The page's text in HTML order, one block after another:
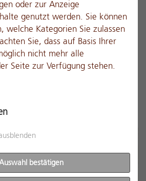
nicht nur direkt im Salon
können auch ganz bequem
exklusiven Partnerlink
haben Sie die Wahl!
DES MONATS!
oder zur Anzeige
genutzt werden. Sie können
welche Kategorien Sie zulassen
Sie, dass auf Basis Ihrer
nicht mehr alle
Seite zur Verfügung stehen.
bestätigen